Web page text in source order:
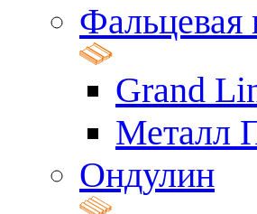
Фальцевая
Grand
Металл
Ондулин